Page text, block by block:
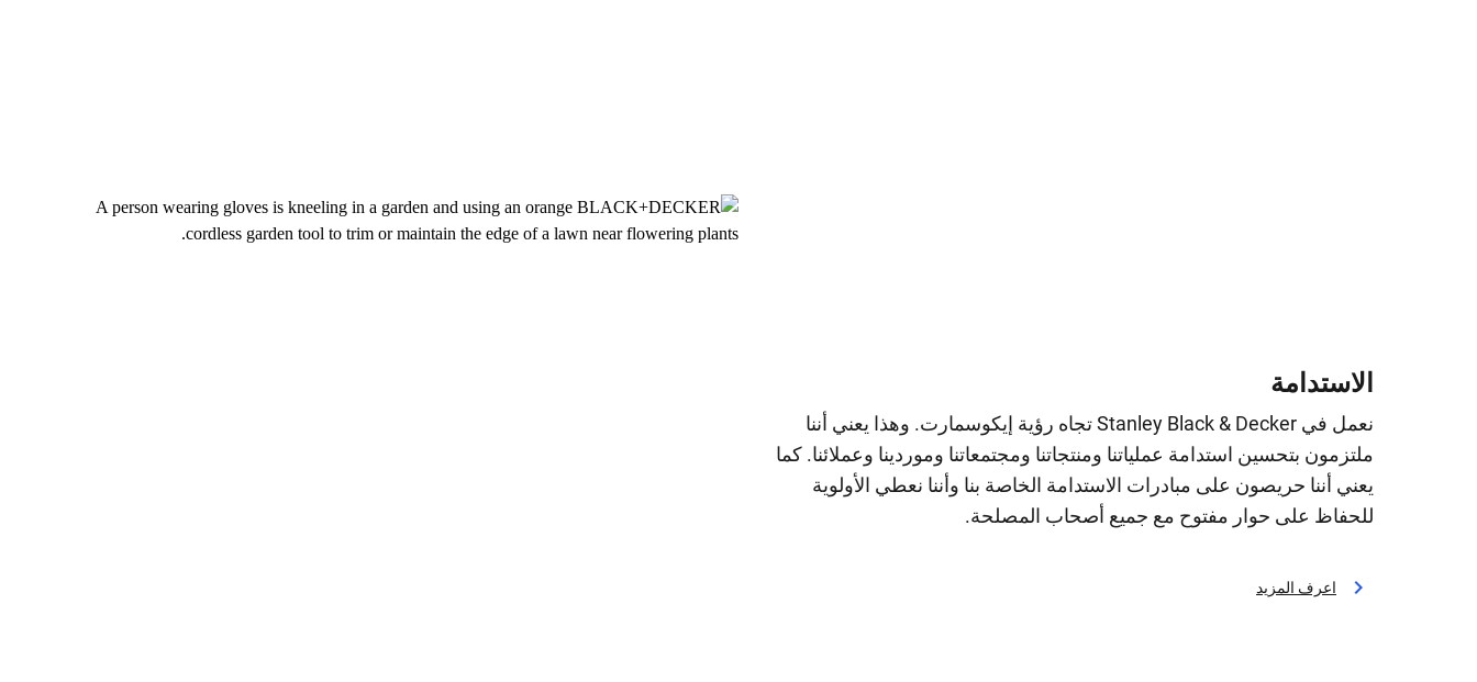
الاستدامة
نعمل في Stanley Black & Decker تجاه رؤية إيكوسمارت. وهذا يعني أننا
ملتزمون بتحسين استدامة عملياتنا ومنتجاتنا ومجتمعاتنا وموردينا وعملائنا. كما
يعني أننا حريصون على مبادرات الاستدامة الخاصة بنا وأننا نعطي الأولوية
للحفاظ على حوار مفتوح مع جميع أصحاب المصلحة.
اعرف المزيد